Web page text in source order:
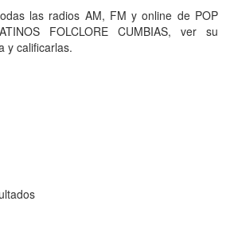
las radios AM, FM y online de POP
FOLCLORE CUMBIAS, ver su
y calificarlas.